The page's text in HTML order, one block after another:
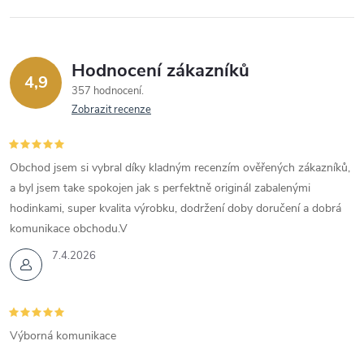
4,9 Hodnocení zákazníků
357 hodnocení
Zobrazit recenze
7.4.2026
Obchod jsem si vybral díky kladným recenzím ověřených zákazníků,
a byl jsem take spokojen jak s perfektně originál zabalenými
hodinkami, super kvalita výrobku, dodržení doby doručení a dobrá
komunikace obchodu.V
Výborná komunikace